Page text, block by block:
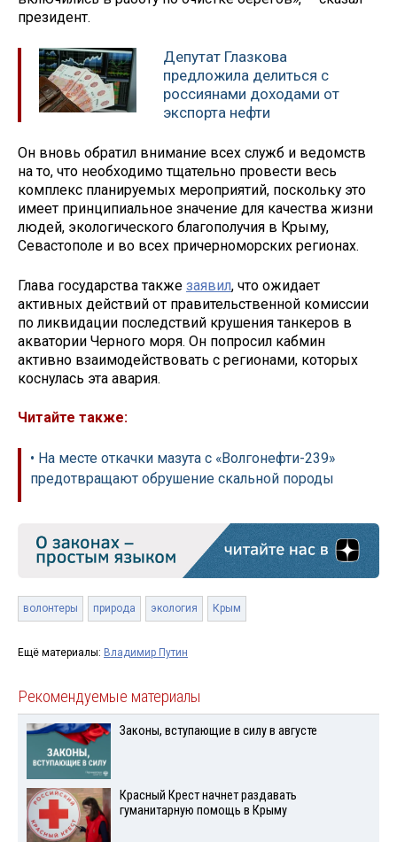
президент.
Депутат Глазкова
предложила делиться с
россиянами доходами от
экспорта нефти
Он вновь обратил внимание всех служб и ведомств
на то, что необходимо тщательно провести весь
комплекс планируемых мероприятий, поскольку это
имеет принципиальное значение для качества жизни
людей, экологического благополучия в Крыму,
Севастополе и во всех причерноморских регионах.
Глава государства также заявил, что ожидает
активных действий от правительственной комиссии
по ликвидации последствий крушения танкеров в
акватории Черного моря. Он попросил кабмин
активно взаимодействовать с регионами, которых
коснулась эта авария.
Читайте также:
• На месте откачки мазута с «Волгонефти-239»
предотвращают обрушение скальной породы
волонтеры природа экология Крым
Ещё материалы: Владимир Путин
Рекомендуемые материалы
Законы, вступающие в силу в августе
Красный Крест начнет раздавать
гуманитарную помощь в Крыму